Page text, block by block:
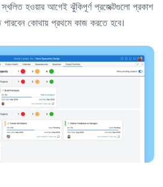
স্খলিত হওয়ার আগেই ঝুঁকিপূর্ণ প্রজেক্টগুলো প্রকাশ
কোথায় প্রথমে কাজ করতে হবে।